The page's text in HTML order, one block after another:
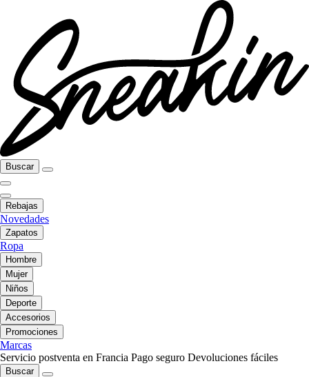
Buscar
Rebajas
Novedades
Zapatos
Ropa
Hombre
Mujer
Niños
Deporte
Accesorios
Promociones
Marcas
Servicio postventa en Francia Pago seguro Devoluciones fáciles
Buscar